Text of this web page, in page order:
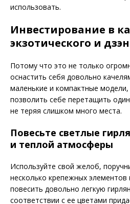
использовать.
Инвестирование в
экзотического и
Потому что это не только
оснастить себя довольно
маленькие и компактные
позволить себе перетащить
не теряя слишком много места.
Повесьте светлые
и теплой атмосферы
Используйте свой желоб,
несколько крепежных элементов
повесить довольно легкую
соответствии с ее цветами